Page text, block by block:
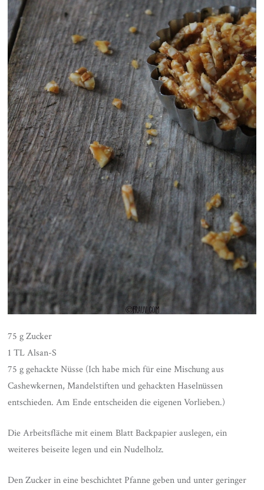
75 g Zucker
1 TL Alsan-S
75 g gehackte Nüsse (Ich habe mich für eine Mischung aus
Cashewkernen, Mandelstiften und gehackten Haselnüssen
entschieden. Am Ende entscheiden die eigenen Vorlieben.)
Die Arbeitsfläche mit einem Blatt Backpapier auslegen, ein
weiteres beiseite legen und ein Nudelholz.
Den Zucker in eine beschichtet Pfanne geben und unter geringer